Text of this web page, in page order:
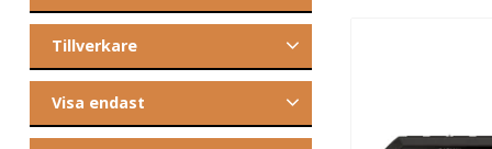
2 11 875
Tillverkare
Hornady 1 Tippmann Arms 3
VX7 1
Visa endast
Finns i lager 481